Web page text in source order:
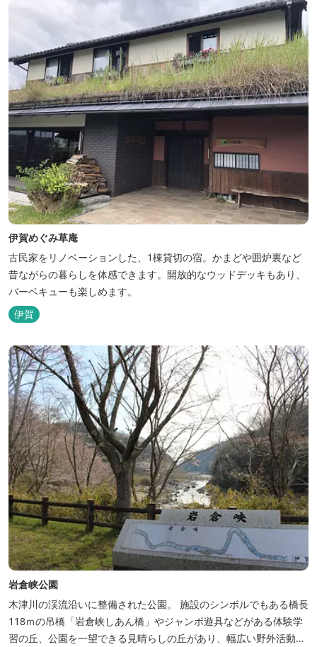
伊賀めぐみ草庵
古民家をリノベーションした、1棟貸切の宿。かまどや囲炉裏など
昔ながらの暮らしを体感できます。開放的なウッドデッキもあり、
バーベキューも楽しめます。
伊賀
岩倉峡公園
木津川の渓流沿いに整備された公園。 施設のシンボルでもある橋長
118ｍの吊橋「岩倉峡しあん橋」やジャンボ遊具などがある体験学
習の丘、公園を一望できる見晴らしの丘があり、幅広い野外活動に